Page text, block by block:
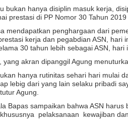
bukan hanya disiplin masuk kerja,
prestasi di PP Nomor 30 Tahun
mendapatkan penghargaan dari
kerja dan pegabdian ASN,
30 tahun lebih sebagai ASN,
yang akran dipanggil Agung
hanya rutinitas sehari hari mulai
lebig dari yang lain selaku pribadi
Agung.
Bapas sampaikan bahwa ASN
pelaksanaan kewajiban